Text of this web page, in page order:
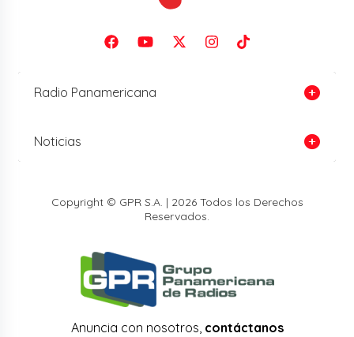
Radio Panamericana
Noticias
Copyright © GPR S.A. | 2026 Todos los Derechos
Reservados.
Anuncia con nosotros, contáctanos